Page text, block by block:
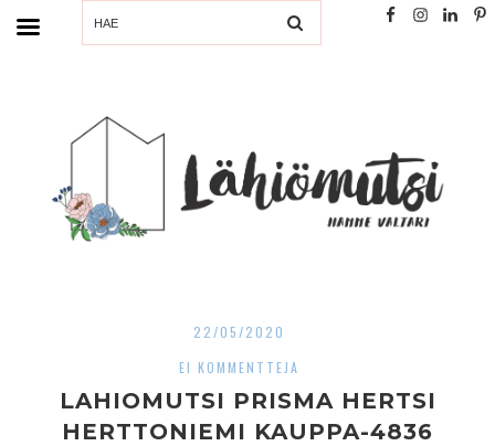
SEARCH
22/05/2020
EI KOMMENTTEJA
LAHIOMUTSI PRISMA HERTSI
HERTTONIEMI KAUPPA-4836